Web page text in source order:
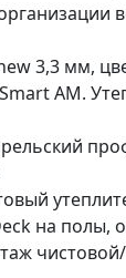
3,3 мм,
АM.
на полы,